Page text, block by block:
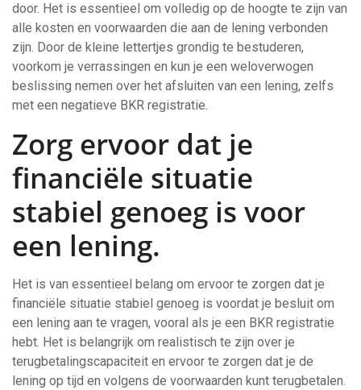
door. Het is essentieel om volledig op de hoogte te zijn van
alle kosten en voorwaarden die aan de lening verbonden
zijn. Door de kleine lettertjes grondig te bestuderen,
voorkom je verrassingen en kun je een weloverwogen
beslissing nemen over het afsluiten van een lening, zelfs
met een negatieve BKR registratie.
Zorg ervoor dat je
financiële situatie
stabiel genoeg is voor
een lening.
Het is van essentieel belang om ervoor te zorgen dat je
financiële situatie stabiel genoeg is voordat je besluit om
een lening aan te vragen, vooral als je een BKR registratie
hebt. Het is belangrijk om realistisch te zijn over je
terugbetalingscapaciteit en ervoor te zorgen dat je de
lening op tijd en volgens de voorwaarden kunt terugbetalen.